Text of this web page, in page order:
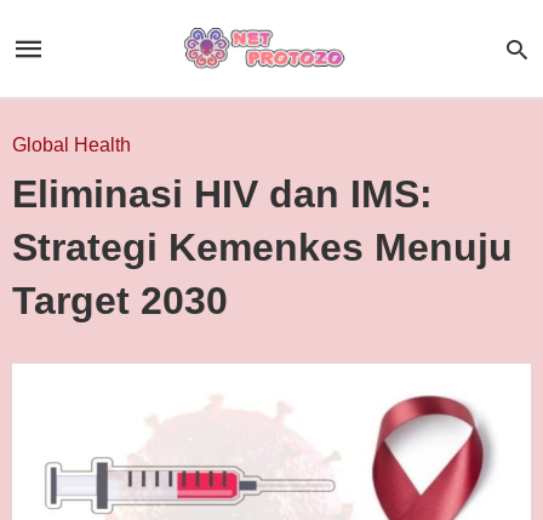
Global Health
Eliminasi HIV dan IMS:
Strategi Kemenkes Menuju
Target 2030